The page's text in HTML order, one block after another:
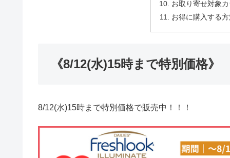
お取り寄せ対象
お得に購入する
《8/12(水)15時まで特別価格》
8/12(水)15時まで特別価格で販売中！！！